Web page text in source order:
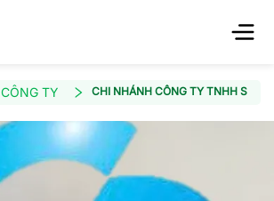
CÔNG TY CHI NHÁNH CÔNG TY TNHH